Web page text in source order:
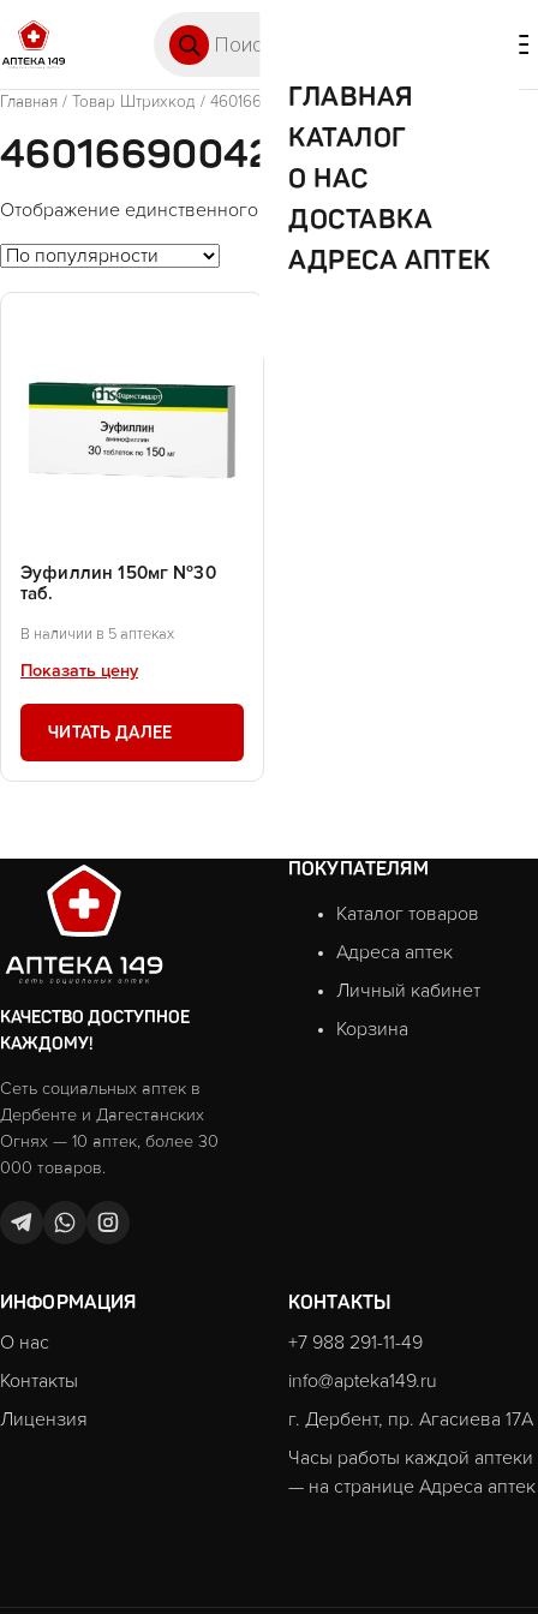
ГЛАВНАЯ
КАТАЛОГ
О НАС
ДОСТАВКА
АДРЕСА АПТЕК
Главная / Товар Штрихкод / 4601669004208
4601669004208
Отображение единственного товара
Эуфиллин 150мг №30
таб.
В наличии в 5 аптеках
Показать цену
ЧИТАТЬ ДАЛЕЕ
КАЧЕСТВО ДОСТУПНОЕ
КАЖДОМУ!
Сеть социальных аптек в
Дербенте и Дагестанских
Огнях — 10 аптек, более 30
000 товаров.
ПОКУПАТЕЛЯМ
Каталог товаров
Адреса аптек
Личный кабинет
Корзина
ИНФОРМАЦИЯ
О нас
Контакты
Лицензия
КОНТАКТЫ
+7 988 291-11-49
info@apteka149.ru
г. Дербент, пр. Агасиева 17А
Часы работы каждой аптеки
— на странице Адреса аптек